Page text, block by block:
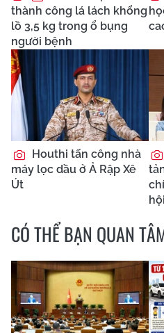
thành công lá lách khổng
lồ 3,5 kg trong ổ bụng
người bệnh
Houthi tấn công nhà
máy lọc dầu ở Ả Rập Xê
Út
hội
CÓ THỂ BẠN QUAN